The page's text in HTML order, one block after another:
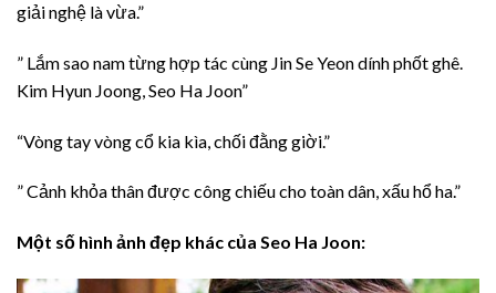
giải nghệ là vừa.”
” Lắm sao nam từng hợp tác cùng Jin Se Yeon dính phốt ghê.
Kim Hyun Joong, Seo Ha Joon”
“Vòng tay vòng cổ kia kìa, chối đằng giời.”
” Cảnh khỏa thân được công chiếu cho toàn dân, xấu hổ ha.”
Một số hình ảnh đẹp khác của Seo Ha Joon: